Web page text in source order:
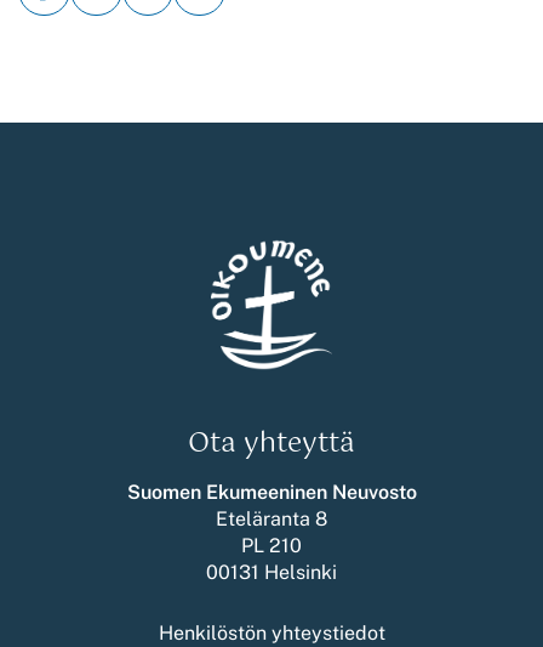
Ota yhteyttä
Suomen Ekumeeninen Neuvosto
Eteläranta 8
PL 210
00131 Helsinki
Henkilöstön yhteystiedot